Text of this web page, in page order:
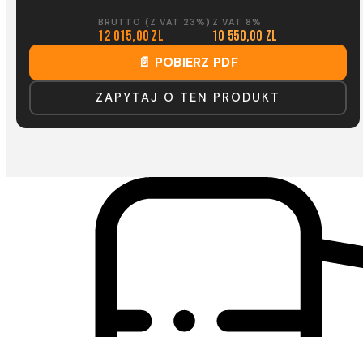
BRUTTO (Z VAT 23%)
12 015,00 zl
Z VAT 8%
10 550,00 zl
📄 POBIERZ PDF
ZAPYTAJ O TEN PRODUKT